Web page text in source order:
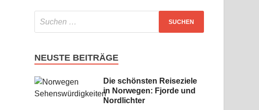
NEUSTE BEITRÄGE
Die schönsten Reiseziele
in Norwegen: Fjorde und
Nordlichter